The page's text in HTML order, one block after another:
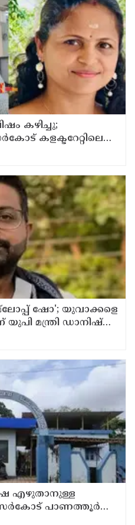
കഴിച്ചു;
കളക്ടറേറ്റിലെ
ഷോ'; യുവാക്കളെ
യുപി മന്ത്രി ഡാനിഷ്
എഴുതാനുള്ള
പാണത്തൂര്‍